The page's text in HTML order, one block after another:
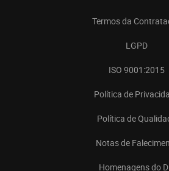
Termos da
LGPD
ISO 9001:2015
Política de
Política de
Notas de
Homenagens do